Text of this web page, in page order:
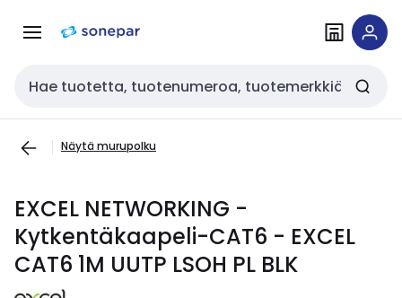
navigointiinsisältöön
Haku
Näytä murupolku
EXCEL NETWORKING -
Kytkentäkaapeli-CAT6 - EXCEL
CAT6 1M UUTP LSOH PL BLK